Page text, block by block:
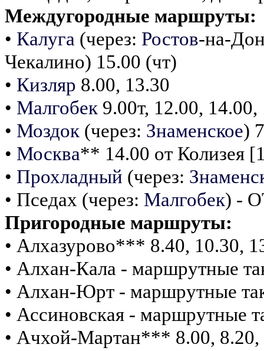
Междугородные маршруты:
• Калуга (через: Ростов-на-
Чекалино) 15.00 (чт)
• Кизляр 8.00, 13.30
• Малгобек 9.00т, 12.00,
• Моздок (через: Знаменское)
• Москва** 14.00 от Колизея
• Прохладный (через:
• Пседах (через: Малгобек) -
Пригородные маршруты:
• Алхазурово*** 8.40, 10.30,
• Алхан-Кала - маршрутные
• Алхан-Юрт - маршрутные
• Ассиновская - маршрутные
• Ачхой-Мартан*** 8.00, 8.20,